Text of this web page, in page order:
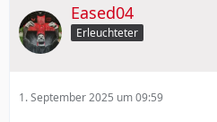
Eased04
Erleuchteter
1. September 2025 um 09:59